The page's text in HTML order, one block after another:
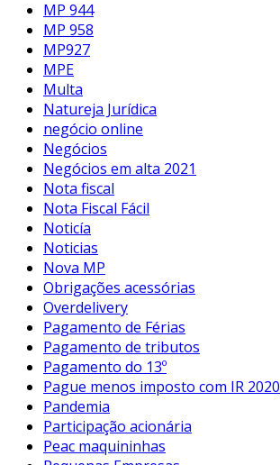
MP 944
MP 958
MP927
MPE
Multa
Natureja Jurídica
negócio online
Negócios
Negócios em alta 2021
Nota fiscal
Nota Fiscal Fácil
Noticía
Noticias
Nova MP
Obrigações acessórias
Overdelivery
Pagamento de Férias
Pagamento de tributos
Pagamento do 13º
Pague menos imposto com IR 2020
Pandemia
Participação acionária
Peac maquininhas